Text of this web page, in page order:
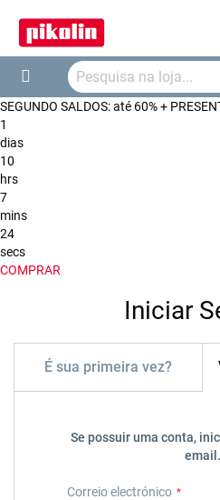
Search
SEGUNDO SALDOS: até 60% +
1
dias
10
hrs
7
mins
24
secs
COMPRAR
Iniciar
É sua primeira vez?
Se possuir uma conta,
email.
Correio electrónico